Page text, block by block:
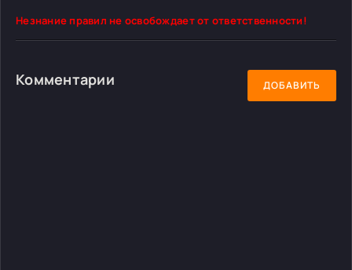
Незнание правил не освобождает от ответственности!
Комментарии ДОБАВИТЬ